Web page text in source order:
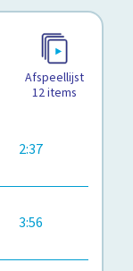
Afspeellijst
12items
2:37
3:56